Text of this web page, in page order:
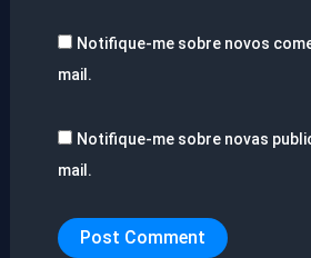
Notifique-me sobre novos
mail.
Notifique-me sobre novas
mail.